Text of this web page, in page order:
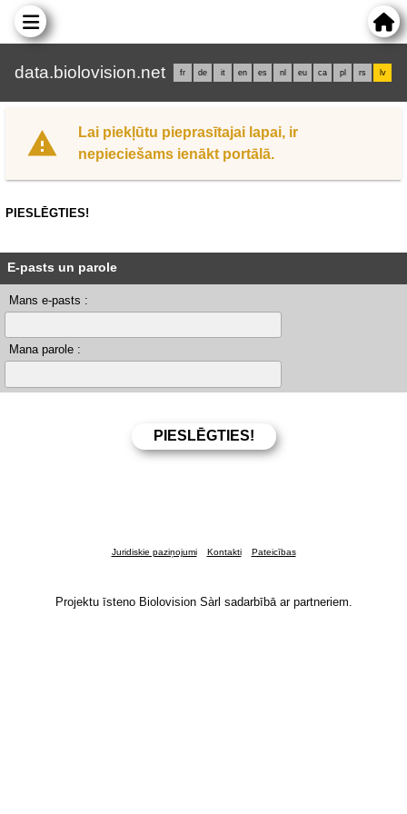
data.biolovision.net fr de it en es nl eu ca pl rs lv
Lai piekļūtu pieprasītajai lapai, ir
nepieciešams ienākt portālā.
PIESLĒGTIES!
E-pasts un parole
Mans e-pasts :
Mana parole :
Juridiskie paziņojumi Kontakti Pateicības
Projektu īsteno Biolovision Sàrl sadarbībā ar partneriem.